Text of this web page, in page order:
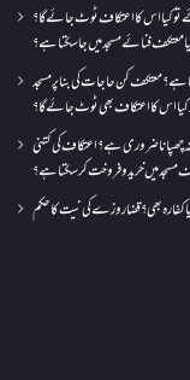
کیا اس کا اعتکاف ٹوٹ جائے گا؟
معتکف فنائے مسجد میں جا سکتا ہے؟
کن حاجات کی بنا پر مسجد
اس کا اعتکاف بھی ٹوٹ جائے گا؟
چھپانا ضروری ہے؟اعتکاف کی کتنی
مسجد میں خرید و فروخت کر سکتا ہے؟
بھی؟ قضا روزے کی نیت کا حکم